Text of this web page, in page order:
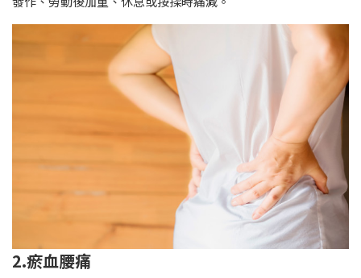
2.瘀血腰痛